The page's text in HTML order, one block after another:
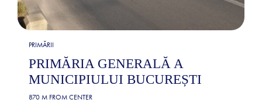
PRIMĂRII
PRIMĂRIA GENERALĂ A
MUNICIPIULUI BUCUREȘTI
870 M FROM CENTER